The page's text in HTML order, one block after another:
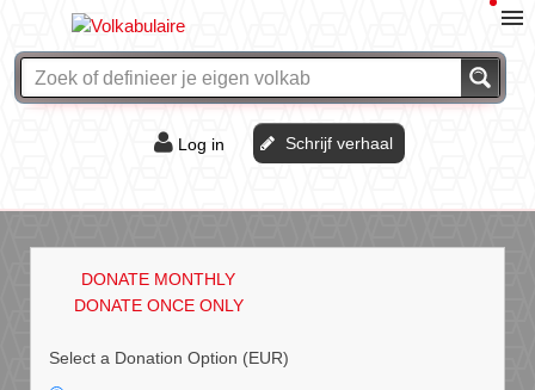
Log in Schrijf verhaal
DONATE MONTHLY
DONATE ONCE ONLY
Select a Donation Option (EUR)